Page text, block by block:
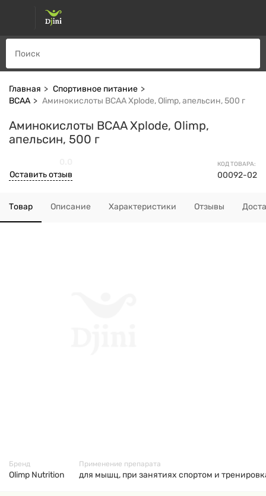
Главная
Спортивное питание
ВСАА
Аминокислоты BCAA Xplode, Olimp, апельсин, 500 г
Аминокислоты BCAA Xplode, Olimp,
апельсин, 500 г
КОД ТОВАРА:
00092-02
Оставить отзыв
Товар Описание Характеристики Отзывы
Бренд
Olimp Nutrition
Применение препарата
для мышц, при занятиях спортом и